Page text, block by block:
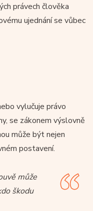
právech člověka
ujednání se vůbec
vylučuje právo
se zákonem výslovně
může být nejen
postavení.
může
škodu